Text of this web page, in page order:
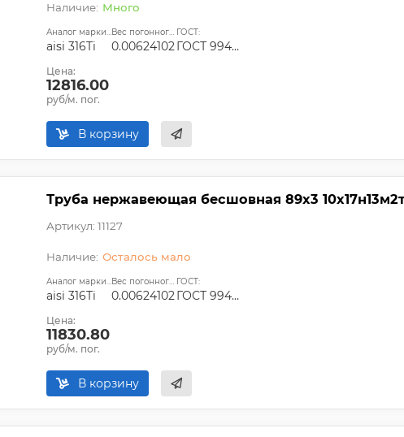
Много
Аналог марки стали:
aisi 316Ti
Вес погонного метра, т.:
0.00624102
ГОСТ:
ГОСТ 9940-81, ГОСТ 9941-81, ГОСТ 24030-80, ГОСТ 10498-82
Цена:
12816.00
руб/м. пог.
В корзину
Труба нержавеющая бесшовная 89х3
Артикул: 11127
Осталось мало
Аналог марки стали:
aisi 316Ti
Вес погонного метра, т.:
0.00624102
ГОСТ:
ГОСТ 9940-81, ГОСТ 9941-81, ГОСТ 24030-80, ГОСТ 10498-82
Цена:
11830.80
руб/м. пог.
В корзину